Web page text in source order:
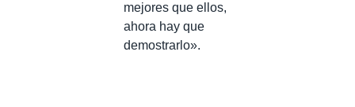
mejores que ellos,
ahora hay que
demostrarlo».